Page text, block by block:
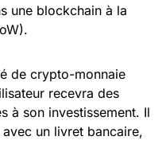
une blockchain à la
de crypto-monnaie
recevra des
à son investissement. Il
un livret bancaire,